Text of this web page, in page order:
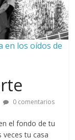
en los oídos de
0 comentarios
el fondo de tu
tu casa